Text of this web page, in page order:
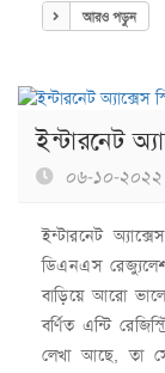
আরও পড়ুন
ইন্টারনেট
০৬-১০-২০২২
ইন্টারনেট
ডিএনএস
বাড়িয়ে আরো
বর্ণিত এন্টি
লেখা আছে, তা